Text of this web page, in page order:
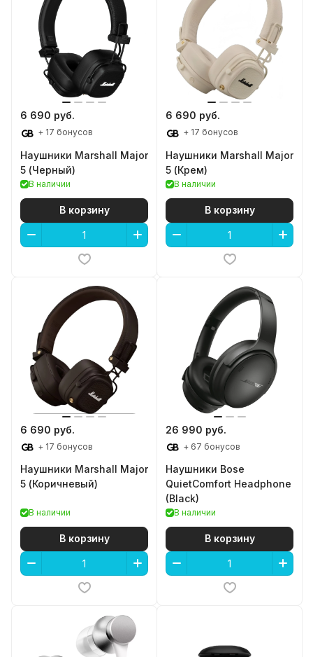
6 690 руб.
+ 17 бонусов
Наушники Marshall Major
5 (Черный)
В наличии
В корзину
6 690 руб.
+ 17 бонусов
Наушники Marshall Major
5 (Крем)
В наличии
В корзину
6 690 руб.
+ 17 бонусов
Наушники Marshall Major
5 (Коричневый)
В наличии
В корзину
26 990 руб.
+ 67 бонусов
Наушники Bose
QuietComfort Headphone
(Black)
В наличии
В корзину